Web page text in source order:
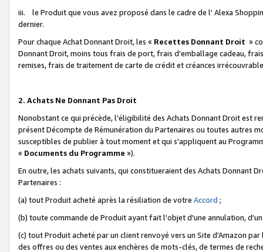
iii. le Produit que vous avez proposé dans le cadre de l' Alexa
dernier.
Pour chaque Achat Donnant Droit, les « Recettes Donnant Droit »
Donnant Droit, moins tous frais de port, frais d'emballage cadeau,
remises, frais de traitement de carte de crédit et créances
2. Achats Ne Donnant Pas Droit
Nonobstant ce qui précède, l'éligibilité des Achats Donnant Droit est
présent Décompte de Rémunération du Partenaires ou toutes autres
susceptibles de publier à tout moment et qui s'appliquent au
« Documents du Programme »).
En outre, les achats suivants, qui constitueraient des Achats Donnant
Partenaires :
(a) tout Produit acheté après la résiliation de votre Accord ;
(b) toute commande de Produit ayant fait l'objet d'une annulation,
(c) tout Produit acheté par un client renvoyé vers un Site d'Amazon
des offres ou des ventes aux enchères de mots-clés, de termes de